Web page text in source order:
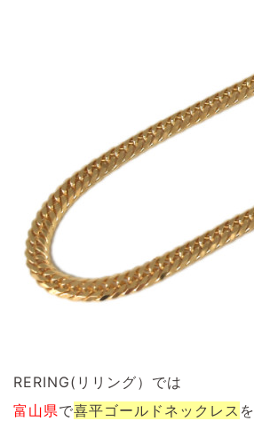
RERING(リリング）では
富山県で喜平ゴールドネックレス を